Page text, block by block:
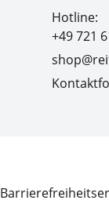
Hotline:
+49 721